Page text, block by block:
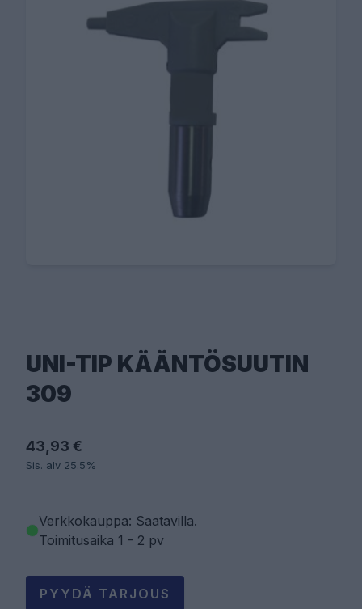
UNI-TIP KÄÄNTÖSUUTIN
309
43,93 €
Sis. alv 25.5%
Verkkokauppa: Saatavilla.
Toimitusaika 1 - 2 pv
PYYDÄ TARJOUS